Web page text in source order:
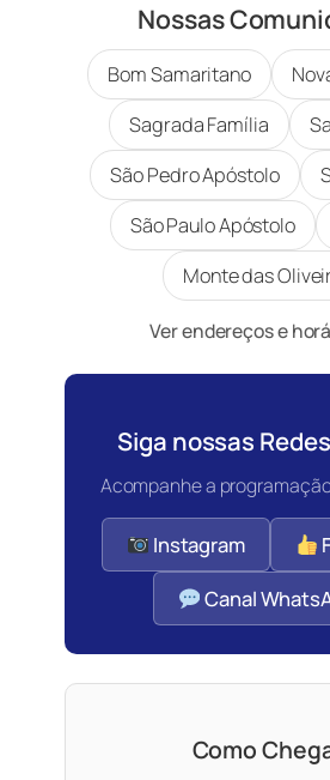
Nossas
Bom Samaritano
Sagrada Família
São Pedro Apóstolo
São Paulo Apóstolo
Monte das
Ver endereços e
Siga nossas
Acompanhe a
Instagram
Canal
Como